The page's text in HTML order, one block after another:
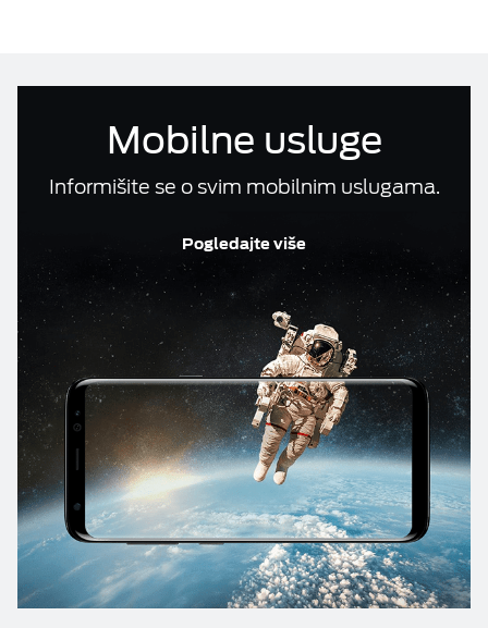
Telefonski imenik
DOKUMENTA
KONTAKT
Mobilne usluge
Informišite se o svim mobilnim uslugama.
Pogledajte više